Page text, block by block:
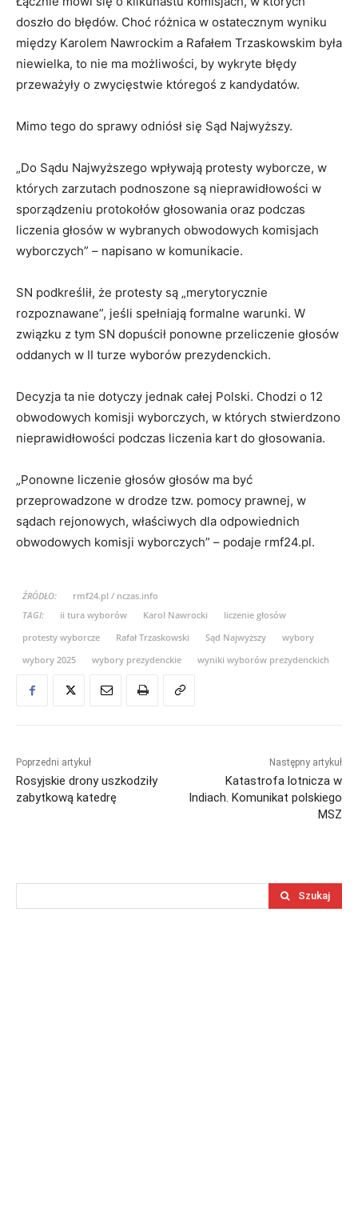
doszło do błędów. Choć różnica w ostatecznym wyniku
między Karolem Nawrockim a Rafałem Trzaskowskim była
niewielka, to nie ma możliwości, by wykryte błędy
przeważyły o zwycięstwie któregoś z kandydatów.
Mimo tego do sprawy odniósł się Sąd Najwyższy.
„Do Sądu Najwyższego wpływają protesty wyborcze, w
których zarzutach podnoszone są nieprawidłowości w
sporządzeniu protokołów głosowania oraz podczas
liczenia głosów w wybranych obwodowych komisjach
wyborczych” – napisano w komunikacie.
SN podkreślił, że protesty są „merytorycznie
rozpoznawane”, jeśli spełniają formalne warunki. W
związku z tym SN dopuścił ponowne przeliczenie głosów
oddanych w II turze wyborów prezydenckich.
Decyzja ta nie dotyczy jednak całej Polski. Chodzi o 12
obwodowych komisji wyborczych, w których stwierdzono
nieprawidłowości podczas liczenia kart do głosowania.
„Ponowne liczenie głosów głosów ma być
przeprowadzone w drodze tzw. pomocy prawnej, w
sądach rejonowych, właściwych dla odpowiednich
obwodowych komisji wyborczych” – podaje rmf24.pl.
ŹRÓDŁO:
rmf24.pl / nczas.info
TAGI:
ii tura wyborów Karol Nawrocki
liczenie głosów
protesty wyborcze
Rafał Trzaskowski Sąd Najwyższy
wybory
wybory 2025
wybory prezydenckie wyniki wyborów prezydenckich
Poprzedni artykuł
Rosyjskie drony uszkodziły
zabytkową katedrę
Następny artykuł
Katastrofa lotnicza w
Indiach. Komunikat polskiego
MSZ
Szukaj